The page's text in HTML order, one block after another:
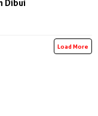
Dibui
Load More